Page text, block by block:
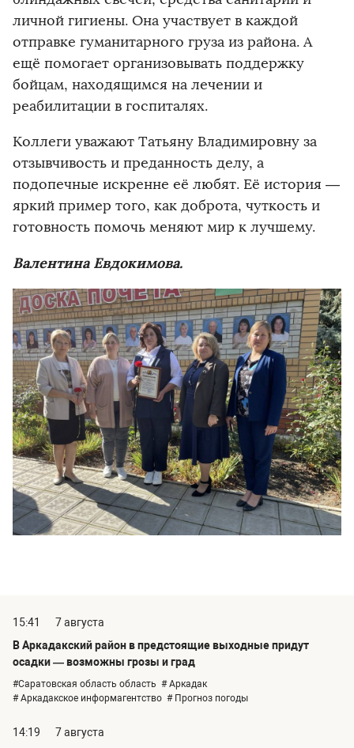
личной гигиены. Она участвует в каждой
отправке гуманитарного груза из района. А
ещё помогает организовывать поддержку
бойцам, находящимся на лечении и
реабилитации в госпиталях.
Коллеги уважают Татьяну Владимировну за
отзывчивость и преданность делу, а
подопечные искренне её любят. Её история —
яркий пример того, как доброта, чуткость и
готовность помочь меняют мир к лучшему.
Валентина Евдокимова.
15:41
7 августа
В Аркадакский район в предстоящие выходные придут
осадки — возможны грозы и град
#Саратовская область область # Аркадак
# Аркадакское информагентство # Прогноз погоды
14:19
7 августа